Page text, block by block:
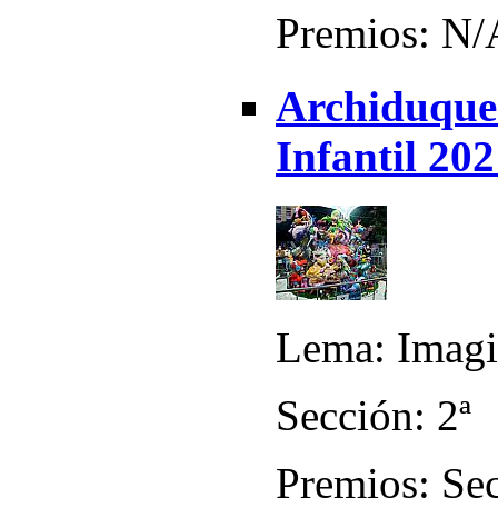
Premios: N/
Infantil
Lema:
Sección: 2ª
Premios: